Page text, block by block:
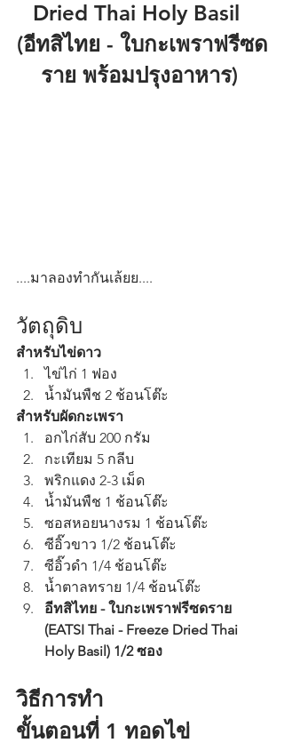
Dried Thai Holy Basil
(อีทสิไทย - ใบกะเพราฟรีซด
ราย พร้อมปรุงอาหาร)
....มาลองทำกันเล้ยย....
วัตถุดิบ
สำหรับไข่ดาว
ไข่ไก่ 1 ฟอง
น้ำมันพืช 2 ช้อนโต๊ะ
สำหรับผัดกะเพรา
อกไก่สับ 200 กรัม
กะเทียม 5 กลีบ
พริกแดง 2-3 เม็ด
น้ำมันพืช 1 ช้อนโต๊ะ
ซอสหอยนางรม 1 ช้อนโต๊ะ
ซีอิ๊วขาว 1/2 ช้อนโต๊ะ
ซีอิ๊วดำ 1/4 ช้อนโต๊ะ
น้ำตาลทราย 1/4 ช้อนโต๊ะ
อีทสิไทย - ใบกะเพราฟรีซดราย
(EATSI Thai - Freeze Dried Thai
Holy Basil) 1/2 ซอง
วิธีการทำ
ขั้นตอนที่ 1 ทอดไข่